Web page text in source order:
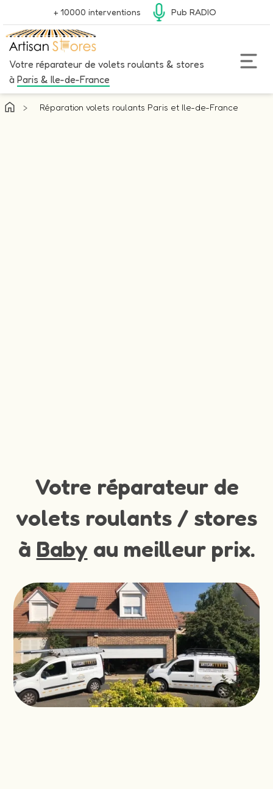
+ 10000 interventions Pub RADIO
Votre réparateur de volets roulants & stores
à Paris & Ile-de-France
> Réparation volets roulants Paris et Ile-de-France
Votre réparateur de
volets roulants / stores
à Baby au meilleur prix.